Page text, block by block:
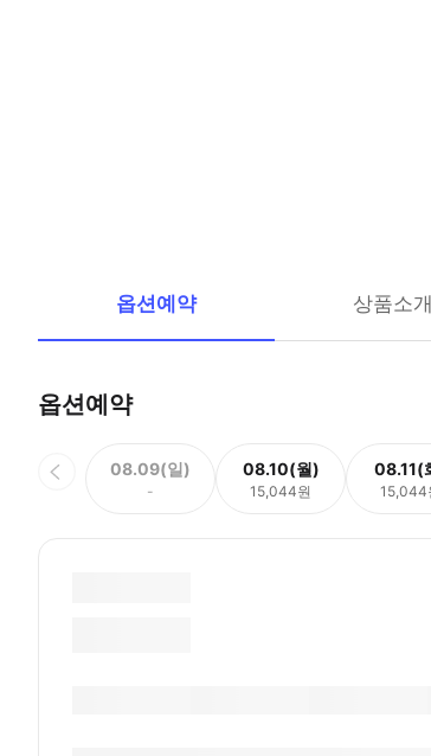
옵션예약 상품소개
옵션예약
08.09(일)
-
08.10(월)
15,044원
08.11(
15,044